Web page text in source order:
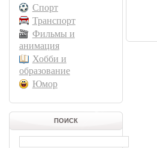
Спорт
Транспорт
Фильмы и
анимация
Хобби и
образование
Юмор
ПОИСК